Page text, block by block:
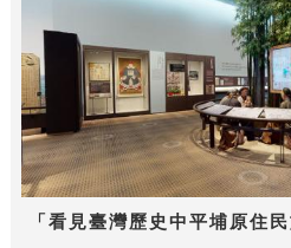
「看見臺灣歷史中平埔原住